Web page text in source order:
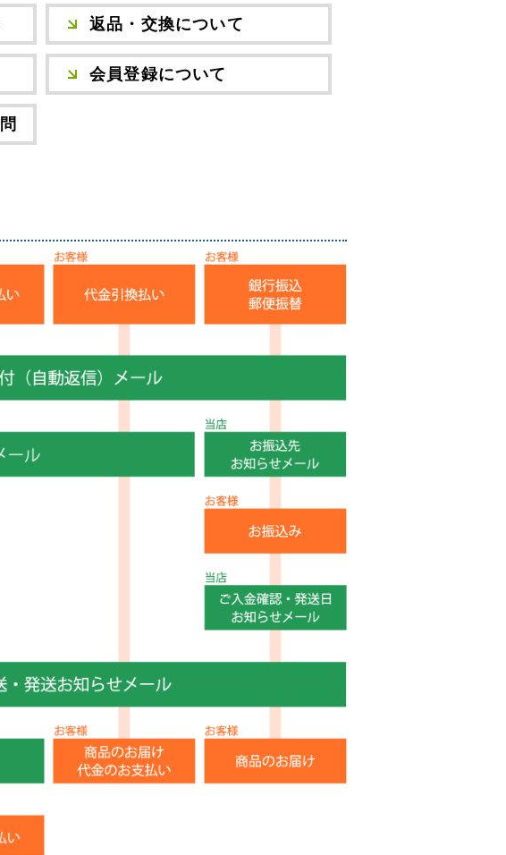
ソーホースブラケット
石膏ボード用アンカー
キャスター
1×4、2×4の木材専用連結金具
返品・交換について
会員登録について